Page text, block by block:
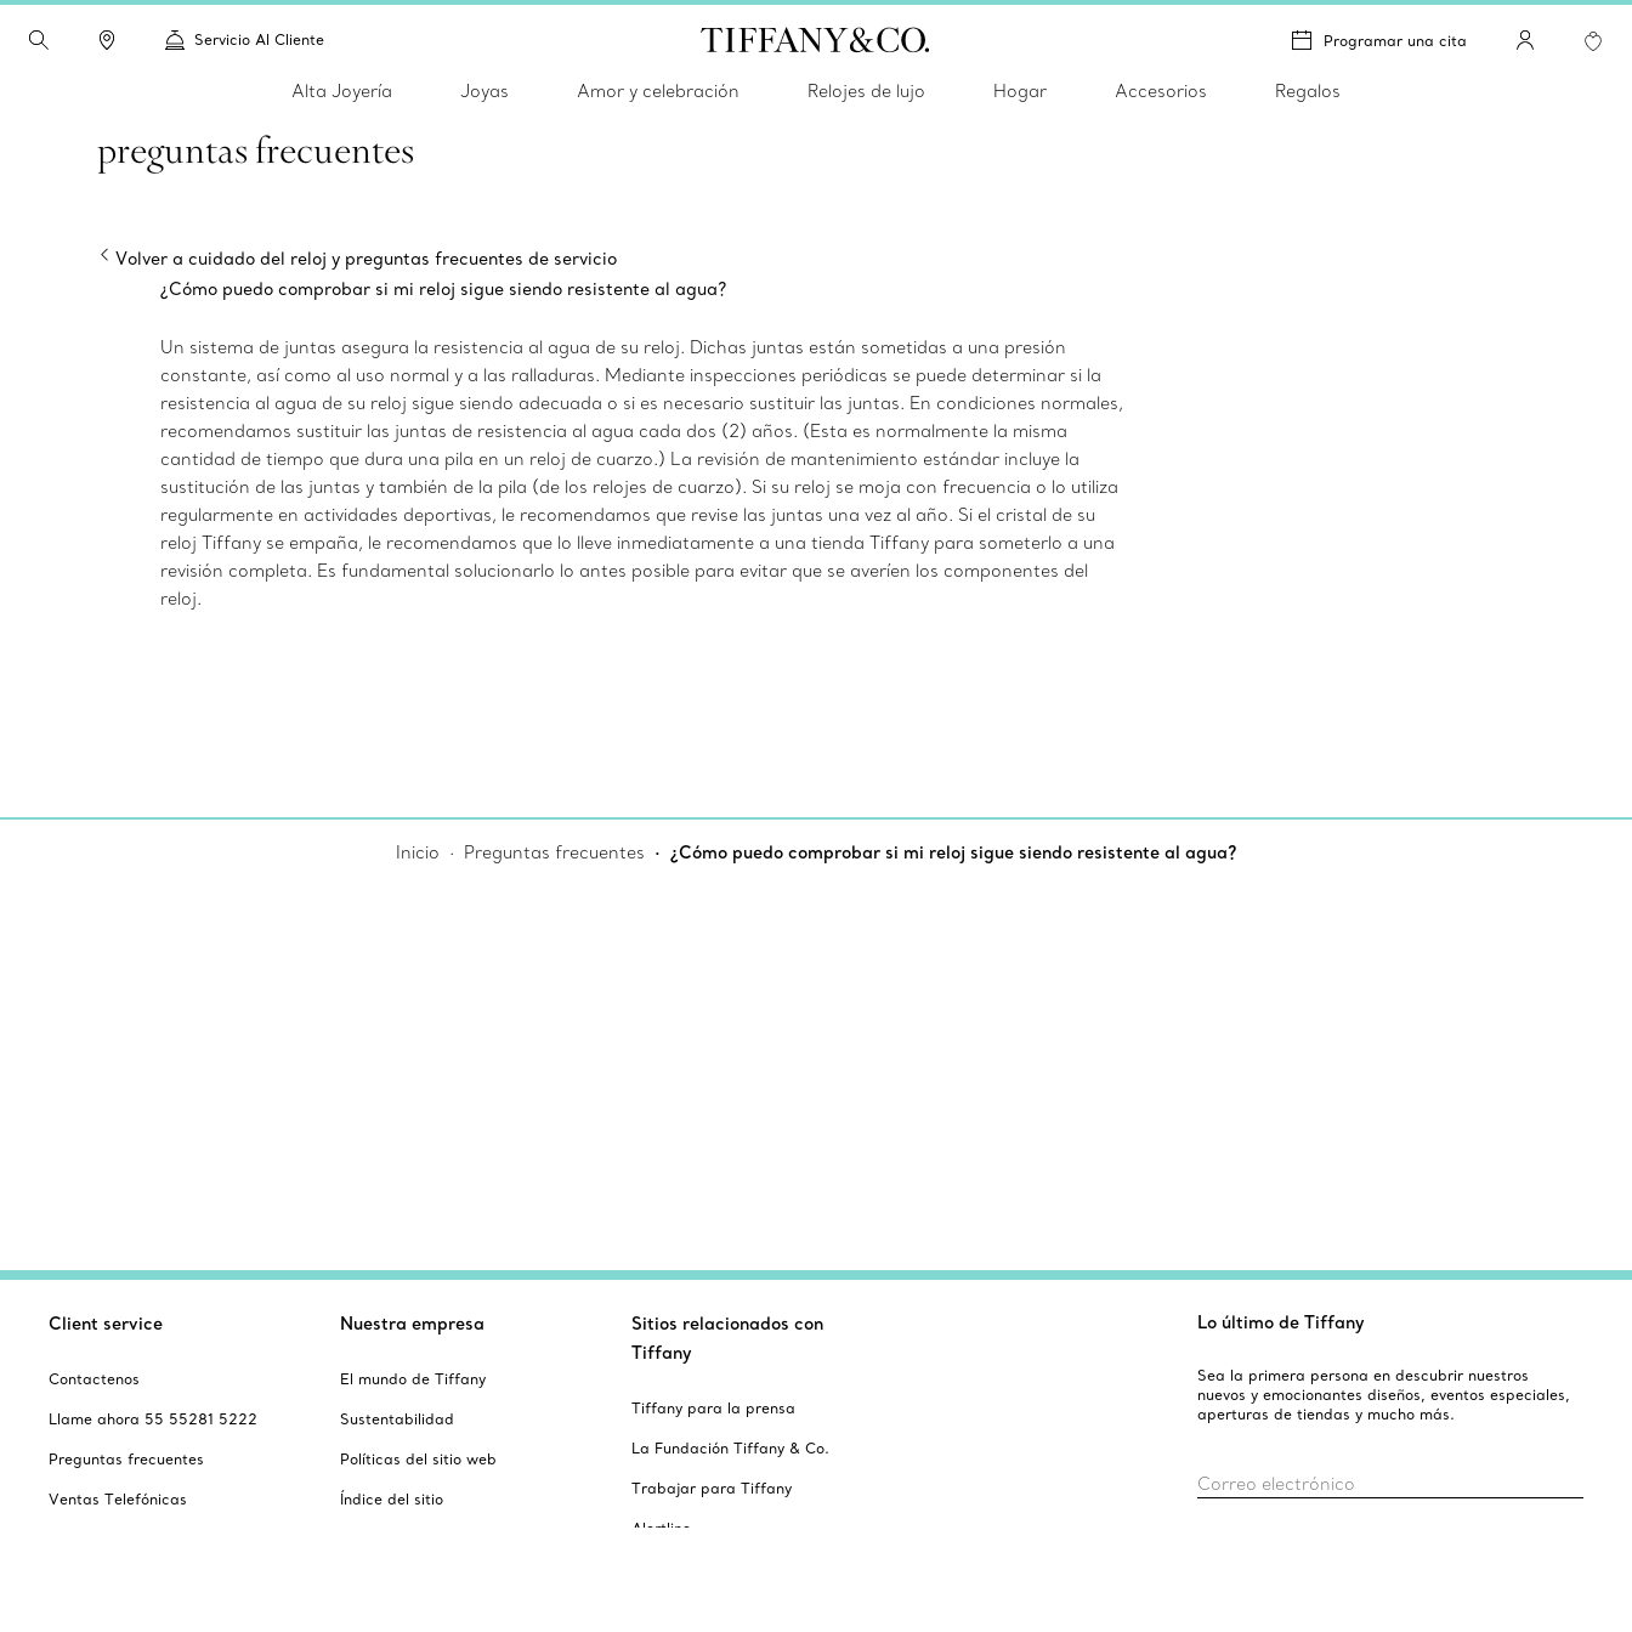
Servicio Al Cliente Programar una cita
Alta Joyería Joyas Amor y celebración Relojes de lujo Hogar Accesorios Regalos
preguntas frecuentes
Volver a cuidado del reloj y preguntas frecuentes de servicio
¿Cómo puedo comprobar si mi reloj sigue siendo resistente al agua?
Un sistema de juntas asegura la resistencia al agua de su reloj. Dichas juntas están sometidas a una presión
constante, así como al uso normal y a las ralladuras. Mediante inspecciones periódicas se puede determinar si la
resistencia al agua de su reloj sigue siendo adecuada o si es necesario sustituir las juntas. En condiciones normales,
recomendamos sustituir las juntas de resistencia al agua cada dos (2) años. (Esta es normalmente la misma
cantidad de tiempo que dura una pila en un reloj de cuarzo.) La revisión de mantenimiento estándar incluye la
sustitución de las juntas y también de la pila (de los relojes de cuarzo). Si su reloj se moja con frecuencia o lo utiliza
regularmente en actividades deportivas, le recomendamos que revise las juntas una vez al año. Si el cristal de su
reloj Tiffany se empaña, le recomendamos que lo lleve inmediatamente a una tienda Tiffany para someterlo a una
revisión completa. Es fundamental solucionarlo lo antes posible para evitar que se averíen los componentes del
reloj.
Inicio Preguntas frecuentes ¿Cómo puedo comprobar si mi reloj sigue siendo resistente al agua?
Client service
Contactenos
Llame ahora 55 55281 5222
Preguntas frecuentes
Ventas Telefónicas
Nuestra empresa
El mundo de Tiffany
Sustentabilidad
Políticas del sitio web
Índice del sitio
Sitios relacionados con
Tiffany
Tiffany para la prensa
La Fundación Tiffany & Co.
Trabajar para Tiffany
Alertline
Lo último de Tiffany
Sea la primera persona en descubrir nuestros
nuevos y emocionantes diseños, eventos especiales,
aperturas de tiendas y mucho más.
Correo electrónico